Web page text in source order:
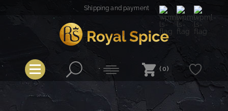
Shipping and payment
Royal Spice
(0)